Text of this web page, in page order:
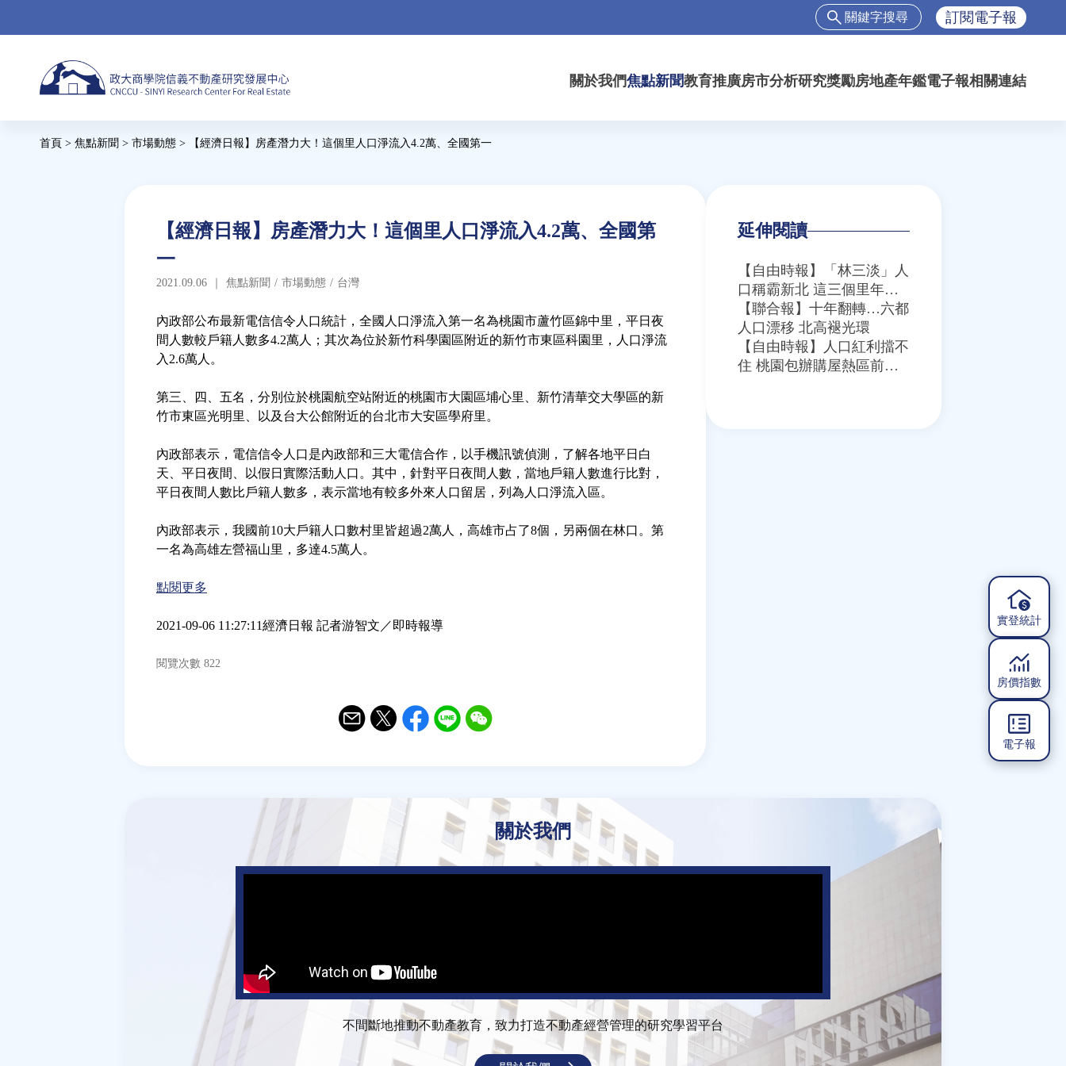
搜
表
單
搜
尋
訂閱電子報
關於我們焦點新聞教育推廣房市分析研究獎勵房地產年鑑電子報相關連結
首頁 > 焦點新聞 > 市場動態 > 【經濟日報】房產潛力大！這個里人口淨流入4.2萬、全國第一
to
Back
top
【經濟日報】房產潛力大！這個里人口淨流入4.2萬、全國第
一
2021.09.06 焦點新聞 / 市場動態 / 台灣
內政部公布最新電信信令人口統計，全國人口淨流入第一名為桃園市蘆竹區錦中里，平日夜
間人數較戶籍人數多4.2萬人；其次為位於新竹科學園區附近的新竹市東區科園里，人口淨流
入2.6萬人。
第三、四、五名，分別位於桃園航空站附近的桃園市大園區埔心里、新竹清華交大學區的新
竹市東區光明里、以及台大公館附近的台北市大安區學府里。
內政部表示，電信信令人口是內政部和三大電信合作，以手機訊號偵測，了解各地平日白
天、平日夜間、以假日實際活動人口。其中，針對平日夜間人數，當地戶籍人數進行比對，
平日夜間人數比戶籍人數多，表示當地有較多外來人口留居，列為人口淨流入區。
內政部表示，我國前10大戶籍人口數村里皆超過2萬人，高雄市占了8個，另兩個在林口。第
一名為高雄左營福山里，多達4.5萬人。
點閱更多
2021-09-06 11:27:11經濟日報 記者游智文／即時報導
閱覽次數 822
延伸閱讀
【自由時報】「林三淡」人
口稱霸新北 這三個里年增
逾6千人
【聯合報】十年翻轉…六都
人口漂移 北高褪光環
【自由時報】人口紅利擋不
住 桃園包辦購屋熱區前兩
關於我們
不間斷地推動不動產教育，致力打造不動產經營管理的研究學習平台
實登統計
房價指數
電子報